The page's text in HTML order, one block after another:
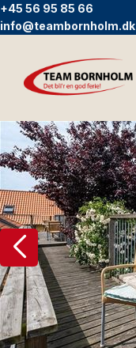
+45 56 95 85 66
info@teambornholm.dk